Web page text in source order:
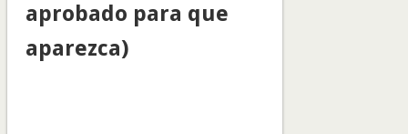
aprobado para que
aparezca)